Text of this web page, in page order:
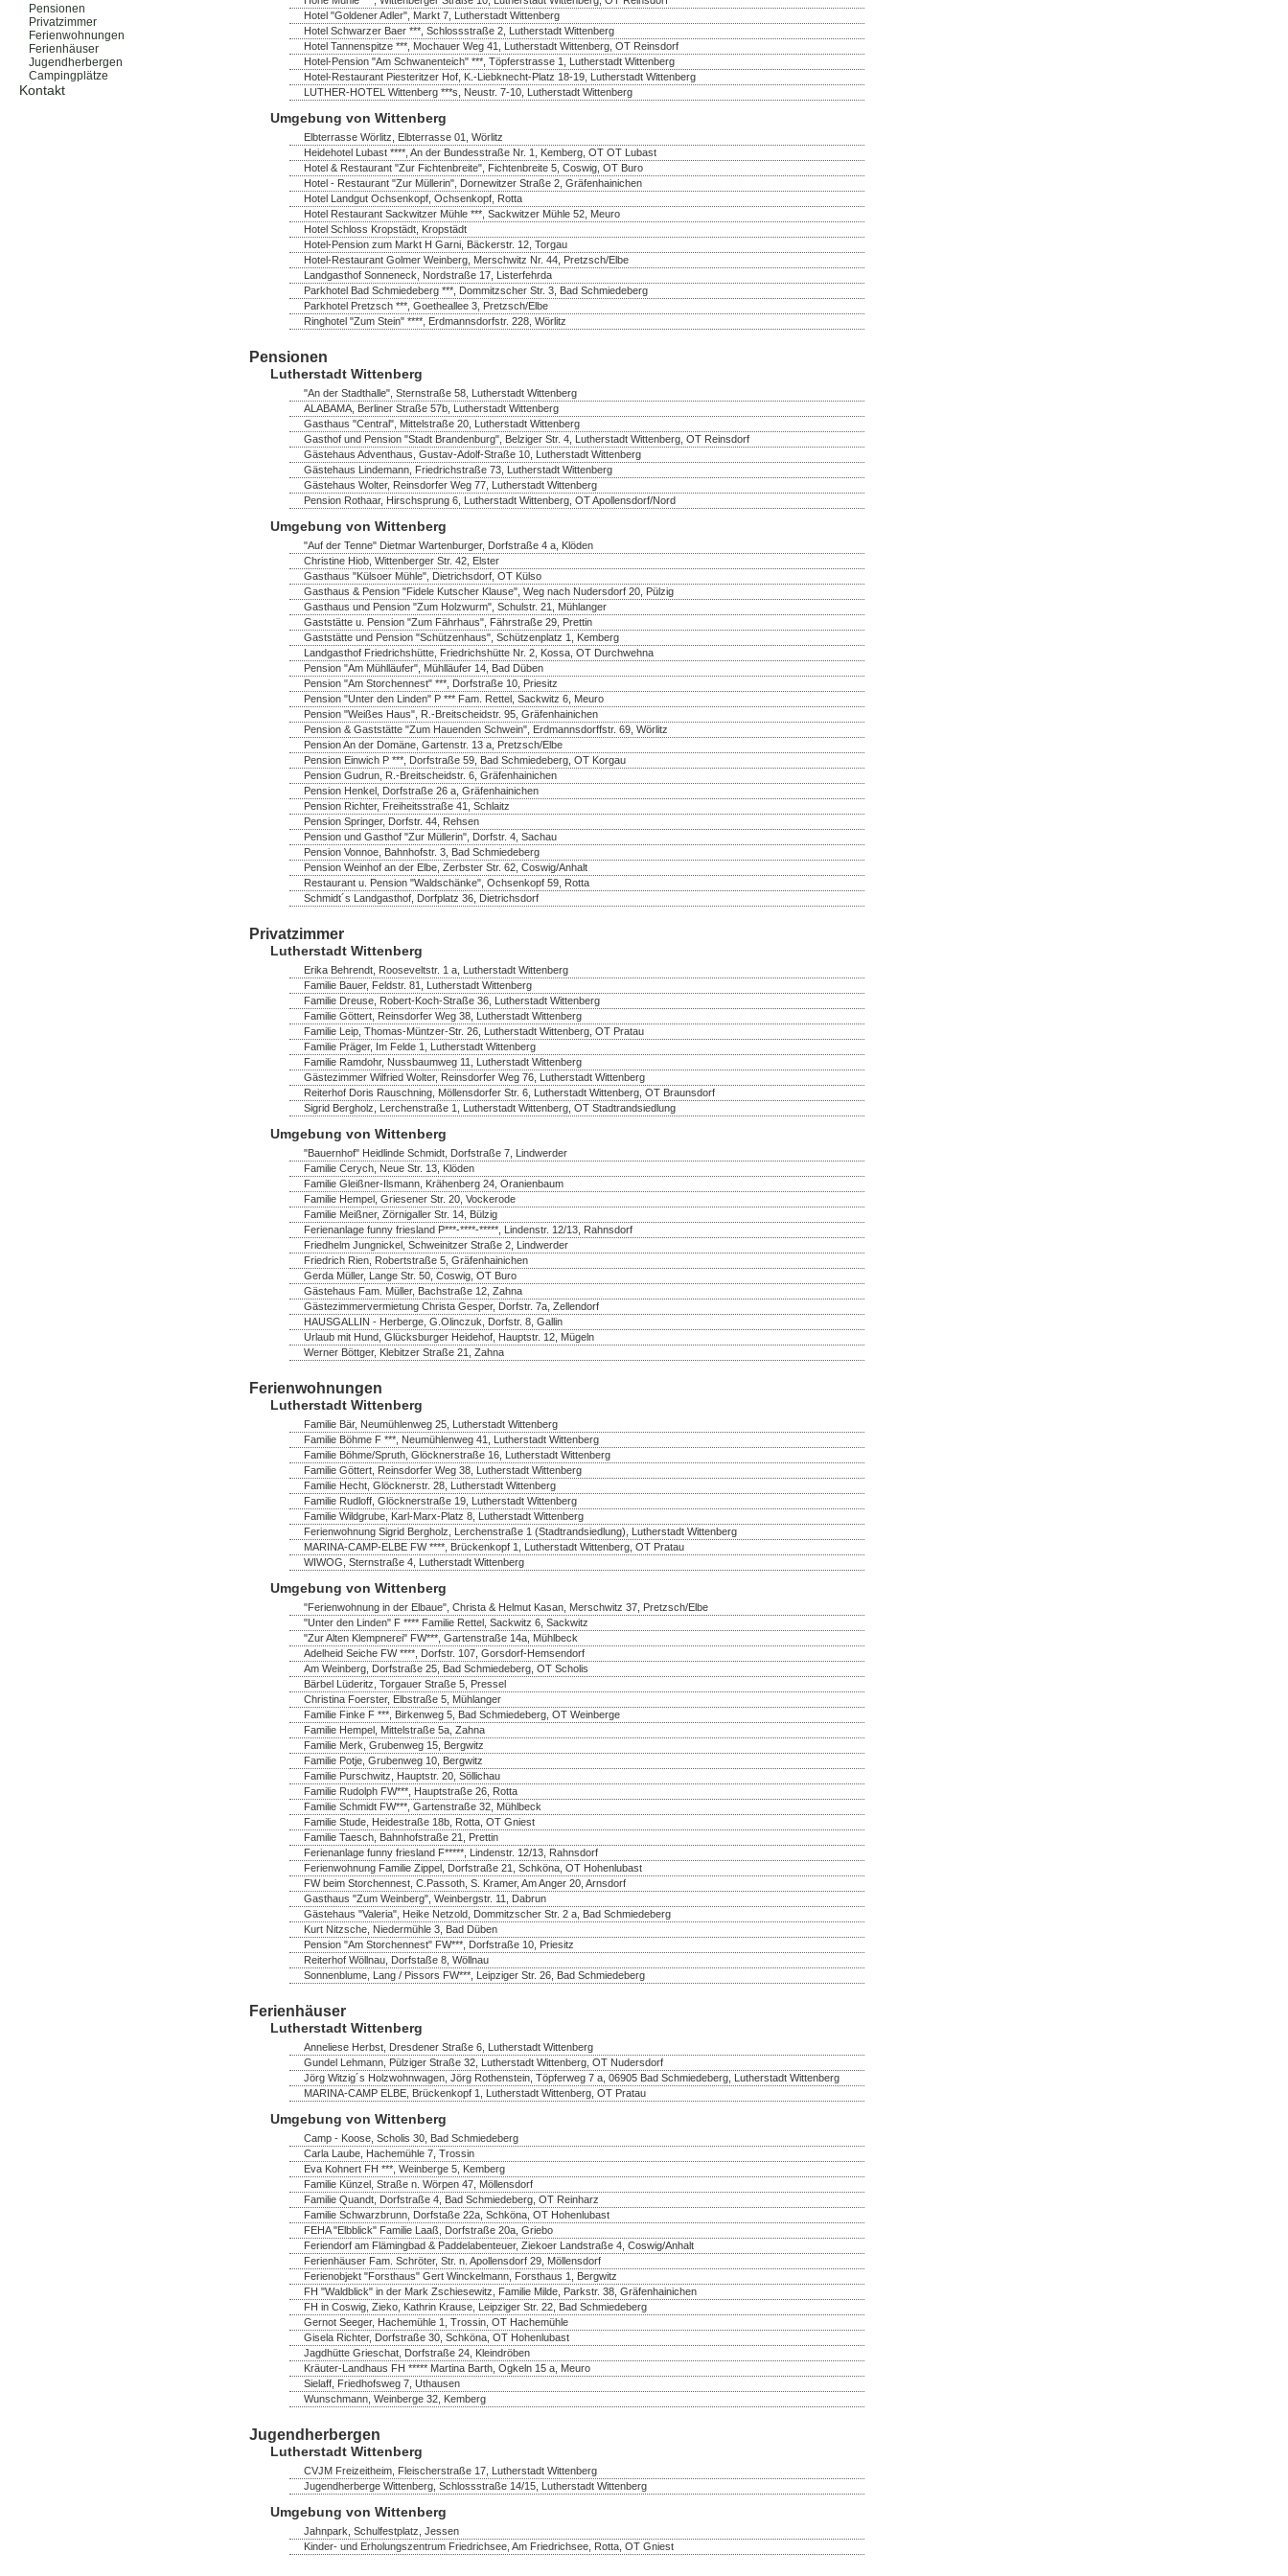
Pensionen
Privatzimmer
Ferienwohnungen
Ferienhäuser
Jugendherbergen
Campingplätze
Kontakt
Hotel "Goldener Adler", Markt 7, Lutherstadt Wittenberg
Hotel Schwarzer Baer ***, Schlossstraße 2, Lutherstadt Wittenberg
Hotel Tannenspitze ***, Mochauer Weg 41, Lutherstadt Wittenberg, OT Reinsdorf
Hotel-Pension "Am Schwanenteich" ***, Töpferstrasse 1, Lutherstadt Wittenberg
Hotel-Restaurant Piesteritzer Hof, K.-Liebknecht-Platz 18-19, Lutherstadt Wittenberg
LUTHER-HOTEL Wittenberg ***s, Neustr. 7-10, Lutherstadt Wittenberg
Umgebung von Wittenberg
Elbterrasse Wörlitz, Elbterrasse 01, Wörlitz
Heidehotel Lubast ****, An der Bundesstraße Nr. 1, Kemberg, OT OT Lubast
Hotel & Restaurant "Zur Fichtenbreite", Fichtenbreite 5, Coswig, OT Buro
Hotel - Restaurant "Zur Müllerin", Dornewitzer Straße 2, Gräfenhainichen
Hotel Landgut Ochsenkopf, Ochsenkopf, Rotta
Hotel Restaurant Sackwitzer Mühle ***, Sackwitzer Mühle 52, Meuro
Hotel Schloss Kropstädt, Kropstädt
Hotel-Pension zum Markt H Garni, Bäckerstr. 12, Torgau
Hotel-Restaurant Golmer Weinberg, Merschwitz Nr. 44, Pretzsch/Elbe
Landgasthof Sonneneck, Nordstraße 17, Listerfehrda
Parkhotel Bad Schmiedeberg ***, Dommitzscher Str. 3, Bad Schmiedeberg
Parkhotel Pretzsch ***, Goetheallee 3, Pretzsch/Elbe
Ringhotel "Zum Stein" ****, Erdmannsdorfstr. 228, Wörlitz
Pensionen
Lutherstadt Wittenberg
"An der Stadthalle", Sternstraße 58, Lutherstadt Wittenberg
ALABAMA, Berliner Straße 57b, Lutherstadt Wittenberg
Gasthaus "Central", Mittelstraße 20, Lutherstadt Wittenberg
Gasthof und Pension "Stadt Brandenburg", Belziger Str. 4, Lutherstadt Wittenberg, OT Reinsdorf
Gästehaus Adventhaus, Gustav-Adolf-Straße 10, Lutherstadt Wittenberg
Gästehaus Lindemann, Friedrichstraße 73, Lutherstadt Wittenberg
Gästehaus Wolter, Reinsdorfer Weg 77, Lutherstadt Wittenberg
Pension Rothaar, Hirschsprung 6, Lutherstadt Wittenberg, OT Apollensdorf/Nord
Umgebung von Wittenberg
"Auf der Tenne" Dietmar Wartenburger, Dorfstraße 4 a, Klöden
Christine Hiob, Wittenberger Str. 42, Elster
Gasthaus "Külsoer Mühle", Dietrichsdorf, OT Külso
Gasthaus & Pension "Fidele Kutscher Klause", Weg nach Nudersdorf 20, Pülzig
Gasthaus und Pension "Zum Holzwurm", Schulstr. 21, Mühlanger
Gaststätte u. Pension "Zum Fährhaus", Fährstraße 29, Prettin
Gaststätte und Pension "Schützenhaus", Schützenplatz 1, Kemberg
Landgasthof Friedrichshütte, Friedrichshütte Nr. 2, Kossa, OT Durchwehna
Pension "Am Mühlläufer", Mühlläufer 14, Bad Düben
Pension "Am Storchennest" ***, Dorfstraße 10, Priesitz
Pension "Unter den Linden" P *** Fam. Rettel, Sackwitz 6, Meuro
Pension "Weißes Haus", R.-Breitscheidstr. 95, Gräfenhainichen
Pension & Gaststätte "Zum Hauenden Schwein", Erdmannsdorffstr. 69, Wörlitz
Pension An der Domäne, Gartenstr. 13 a, Pretzsch/Elbe
Pension Einwich P ***, Dorfstraße 59, Bad Schmiedeberg, OT Korgau
Pension Gudrun, R.-Breitscheidstr. 6, Gräfenhainichen
Pension Henkel, Dorfstraße 26 a, Gräfenhainichen
Pension Richter, Freiheitsstraße 41, Schlaitz
Pension Springer, Dorfstr. 44, Rehsen
Pension und Gasthof "Zur Müllerin", Dorfstr. 4, Sachau
Pension Vonnoe, Bahnhofstr. 3, Bad Schmiedeberg
Pension Weinhof an der Elbe, Zerbster Str. 62, Coswig/Anhalt
Restaurant u. Pension "Waldschänke", Ochsenkopf 59, Rotta
Schmidt´s Landgasthof, Dorfplatz 36, Dietrichsdorf
Privatzimmer
Lutherstadt Wittenberg
Erika Behrendt, Rooseveltstr. 1 a, Lutherstadt Wittenberg
Familie Bauer, Feldstr. 81, Lutherstadt Wittenberg
Familie Dreuse, Robert-Koch-Straße 36, Lutherstadt Wittenberg
Familie Göttert, Reinsdorfer Weg 38, Lutherstadt Wittenberg
Familie Leip, Thomas-Müntzer-Str. 26, Lutherstadt Wittenberg, OT Pratau
Familie Präger, Im Felde 1, Lutherstadt Wittenberg
Familie Ramdohr, Nussbaumweg 11, Lutherstadt Wittenberg
Gästezimmer Wilfried Wolter, Reinsdorfer Weg 76, Lutherstadt Wittenberg
Reiterhof Doris Rauschning, Möllensdorfer Str. 6, Lutherstadt Wittenberg, OT Braunsdorf
Sigrid Bergholz, Lerchenstraße 1, Lutherstadt Wittenberg, OT Stadtrandsiedlung
Umgebung von Wittenberg
"Bauernhof" Heidlinde Schmidt, Dorfstraße 7, Lindwerder
Familie Cerych, Neue Str. 13, Klöden
Familie Gleißner-Ilsmann, Krähenberg 24, Oranienbaum
Familie Hempel, Griesener Str. 20, Vockerode
Familie Meißner, Zörnigaller Str. 14, Bülzig
Ferienanlage funny friesland P***-****-*****, Lindenstr. 12/13, Rahnsdorf
Friedhelm Jungnickel, Schweinitzer Straße 2, Lindwerder
Friedrich Rien, Robertstraße 5, Gräfenhainichen
Gerda Müller, Lange Str. 50, Coswig, OT Buro
Gästehaus Fam. Müller, Bachstraße 12, Zahna
Gästezimmervermietung Christa Gesper, Dorfstr. 7a, Zellendorf
HAUSGALLIN - Herberge, G.Olinczuk, Dorfstr. 8, Gallin
Urlaub mit Hund, Glücksburger Heidehof, Hauptstr. 12, Mügeln
Werner Böttger, Klebitzer Straße 21, Zahna
Ferienwohnungen
Lutherstadt Wittenberg
Familie Bär, Neumühlenweg 25, Lutherstadt Wittenberg
Familie Böhme F ***, Neumühlenweg 41, Lutherstadt Wittenberg
Familie Böhme/Spruth, Glöcknerstraße 16, Lutherstadt Wittenberg
Familie Göttert, Reinsdorfer Weg 38, Lutherstadt Wittenberg
Familie Hecht, Glöcknerstr. 28, Lutherstadt Wittenberg
Familie Rudloff, Glöcknerstraße 19, Lutherstadt Wittenberg
Familie Wildgrube, Karl-Marx-Platz 8, Lutherstadt Wittenberg
Ferienwohnung Sigrid Bergholz, Lerchenstraße 1 (Stadtrandsiedlung), Lutherstadt Wittenberg
MARINA-CAMP-ELBE FW ****, Brückenkopf 1, Lutherstadt Wittenberg, OT Pratau
WIWOG, Sternstraße 4, Lutherstadt Wittenberg
Umgebung von Wittenberg
"Ferienwohnung in der Elbaue", Christa & Helmut Kasan, Merschwitz 37, Pretzsch/Elbe
"Unter den Linden" F **** Familie Rettel, Sackwitz 6, Sackwitz
"Zur Alten Klempnerei" FW***, Gartenstraße 14a, Mühlbeck
Adelheid Seiche FW ****, Dorfstr. 107, Gorsdorf-Hemsendorf
Am Weinberg, Dorfstraße 25, Bad Schmiedeberg, OT Scholis
Bärbel Lüderitz, Torgauer Straße 5, Pressel
Christina Foerster, Elbstraße 5, Mühlanger
Familie Finke F ***, Birkenweg 5, Bad Schmiedeberg, OT Weinberge
Familie Hempel, Mittelstraße 5a, Zahna
Familie Merk, Grubenweg 15, Bergwitz
Familie Potje, Grubenweg 10, Bergwitz
Familie Purschwitz, Hauptstr. 20, Söllichau
Familie Rudolph FW***, Hauptstraße 26, Rotta
Familie Schmidt FW***, Gartenstraße 32, Mühlbeck
Familie Stude, Heidestraße 18b, Rotta, OT Gniest
Familie Taesch, Bahnhofstraße 21, Prettin
Ferienanlage funny friesland F*****, Lindenstr. 12/13, Rahnsdorf
Ferienwohnung Familie Zippel, Dorfstraße 21, Schköna, OT Hohenlubast
FW beim Storchennest, C.Passoth, S. Kramer, Am Anger 20, Arnsdorf
Gasthaus "Zum Weinberg", Weinbergstr. 11, Dabrun
Gästehaus "Valeria", Heike Netzold, Dommitzscher Str. 2 a, Bad Schmiedeberg
Kurt Nitzsche, Niedermühle 3, Bad Düben
Pension "Am Storchennest" FW***, Dorfstraße 10, Priesitz
Reiterhof Wöllnau, Dorfstaße 8, Wöllnau
Sonnenblume, Lang / Pissors FW***, Leipziger Str. 26, Bad Schmiedeberg
Ferienhäuser
Lutherstadt Wittenberg
Anneliese Herbst, Dresdener Straße 6, Lutherstadt Wittenberg
Gundel Lehmann, Pülziger Straße 32, Lutherstadt Wittenberg, OT Nudersdorf
Jörg Witzig´s Holzwohnwagen, Jörg Rothenstein, Töpferweg 7 a, 06905 Bad Schmiedeberg, Lutherstadt Wittenberg
MARINA-CAMP ELBE, Brückenkopf 1, Lutherstadt Wittenberg, OT Pratau
Umgebung von Wittenberg
Camp - Koose, Scholis 30, Bad Schmiedeberg
Carla Laube, Hachemühle 7, Trossin
Eva Kohnert FH ***, Weinberge 5, Kemberg
Familie Künzel, Straße n. Wörpen 47, Möllensdorf
Familie Quandt, Dorfstraße 4, Bad Schmiedeberg, OT Reinharz
Familie Schwarzbrunn, Dorfstaße 22a, Schköna, OT Hohenlubast
FEHA "Elbblick" Familie Laaß, Dorfstraße 20a, Griebo
Feriendorf am Flämingbad & Paddelabenteuer, Ziekoer Landstraße 4, Coswig/Anhalt
Ferienhäuser Fam. Schröter, Str. n. Apollensdorf 29, Möllensdorf
Ferienobjekt "Forsthaus" Gert Winckelmann, Forsthaus 1, Bergwitz
FH "Waldblick" in der Mark Zschiesewitz, Familie Milde, Parkstr. 38, Gräfenhainichen
FH in Coswig, Zieko, Kathrin Krause, Leipziger Str. 22, Bad Schmiedeberg
Gernot Seeger, Hachemühle 1, Trossin, OT Hachemühle
Gisela Richter, Dorfstraße 30, Schköna, OT Hohenlubast
Jagdhütte Grieschat, Dorfstraße 24, Kleindröben
Kräuter-Landhaus FH ***** Martina Barth, Ogkeln 15 a, Meuro
Sielaff, Friedhofsweg 7, Uthausen
Wunschmann, Weinberge 32, Kemberg
Jugendherbergen
Lutherstadt Wittenberg
CVJM Freizeitheim, Fleischerstraße 17, Lutherstadt Wittenberg
Jugendherberge Wittenberg, Schlossstraße 14/15, Lutherstadt Wittenberg
Umgebung von Wittenberg
Jahnpark, Schulfestplatz, Jessen
Kinder- und Erholungszentrum Friedrichsee, Am Friedrichsee, Rotta, OT Gniest